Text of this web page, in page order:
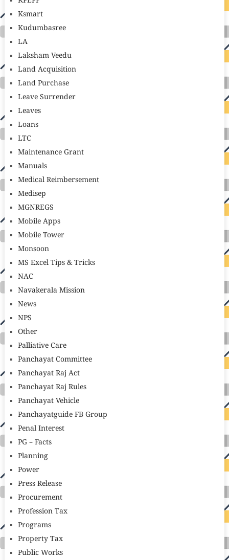
Ksmart
Kudumbasree
LA
Laksham Veedu
Land Acquisition
Land Purchase
Leave Surrender
Leaves
Loans
LTC
Maintenance Grant
Manuals
Medical Reimbersement
Medisep
MGNREGS
Mobile Apps
Mobile Tower
Monsoon
MS Excel Tips & Tricks
NAC
Navakerala Mission
News
NPS
Other
Palliative Care
Panchayat Committee
Panchayat Raj Act
Panchayat Raj Rules
Panchayat Vehicle
Panchayatguide FB Group
Penal Interest
PG – Facts
Planning
Power
Press Release
Procurement
Profession Tax
Programs
Property Tax
Public Works